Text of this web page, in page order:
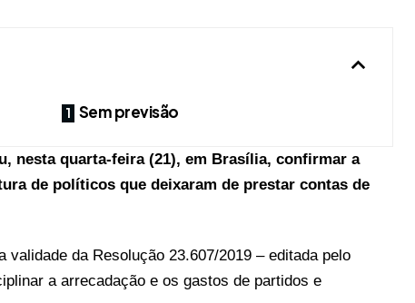
Sem previsão
nesta quarta-feira (21), em Brasília, confirmar a
de políticos que deixaram de prestar contas de
da Resolução 23.607/2019 – editada pelo
a arrecadação e os gastos de partidos e